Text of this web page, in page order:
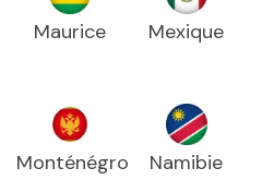
Maurice Mexique
Monténégro Namibie